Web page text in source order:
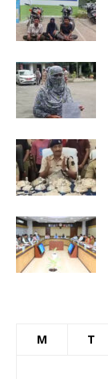
M T